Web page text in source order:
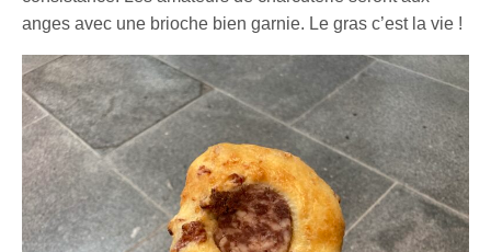
anges avec une brioche bien garnie. Le gras c’est la vie !